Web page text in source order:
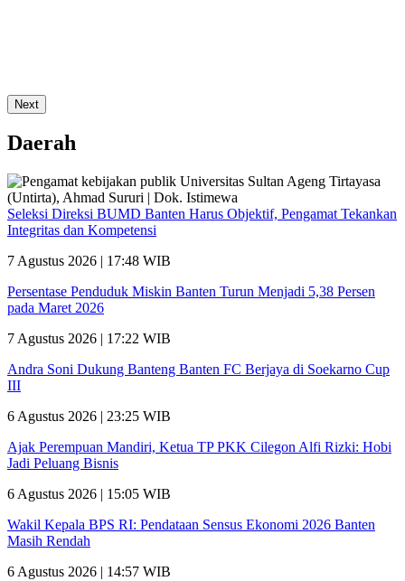
Next
Daerah
Seleksi Direksi BUMD Banten Harus Objektif, Pengamat Tekankan
Integritas dan Kompetensi
7 Agustus 2026 | 17:48 WIB
Persentase Penduduk Miskin Banten Turun Menjadi 5,38 Persen
pada Maret 2026
7 Agustus 2026 | 17:22 WIB
Andra Soni Dukung Banteng Banten FC Berjaya di Soekarno Cup
III
6 Agustus 2026 | 23:25 WIB
Ajak Perempuan Mandiri, Ketua TP PKK Cilegon Alfi Rizki: Hobi
Jadi Peluang Bisnis
6 Agustus 2026 | 15:05 WIB
Wakil Kepala BPS RI: Pendataan Sensus Ekonomi 2026 Banten
Masih Rendah
6 Agustus 2026 | 14:57 WIB